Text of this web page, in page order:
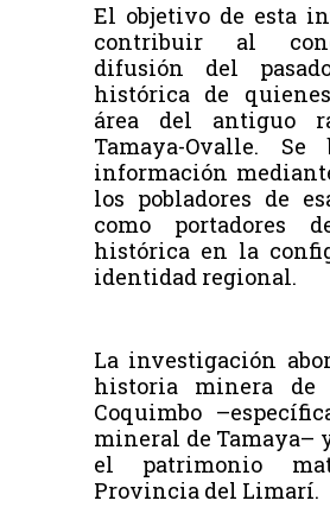
El objetivo de esta
contribuir al
difusión del
histórica de
área del antiguo
Tamaya-Ovalle. Se
información
los pobladores de
como portadores
histórica en la
identidad regional.
La investigación
historia minera de
Coquimbo
mineral de Tamaya–
el patrimonio
Provincia del Limarí.